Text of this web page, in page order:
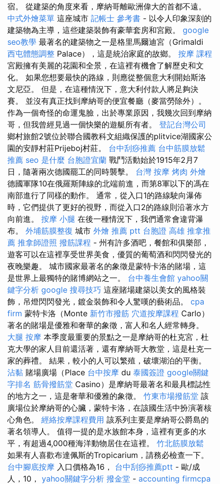
宿。 從建築的角度來看，摩納哥離歐洲偉大的首都不遠。
中式外燴菜單 這座城市 記帳士 參考書 - 以令人印象深刻的
建築物為主導，這些建築裝飾有豪華套房和宮殿。 google
seo教學 最著名的建築物之一是格里馬爾迪宮（Grimaldi
西屯體態調整 Palace），這是統治家庭的故鄉。 按摩 課程
宮殿擁有美麗的花園和全景，在這裡有機會了解歷史和文
化。 如果您想要最快的路線，則應從整個意大利開始斯洛
文尼亞。 但是，在這種情況下，意大利付款人將足夠決
賽。 並沒有真正找到摩納哥的便宜餐廳（麥當勞除外）。
作為一個奇怪的命運鬼臉，出於專業原因，我幾次回到摩納
哥，但我曾經見過一個快樂的遊艇所有者。 登記台灣公司
鄉村旅館2號位於聯合國教科文組織保護的plitvice湖國家公
園的安靜村莊Prijeboj村莊。 台中刮痧推薦 台中筋膜放鬆
推薦 seo 是什麼 台胞證宜蘭 戰鬥活動始於1915年2月7
日，隨著兩次德國罷工的同時襲擊。 台灣 按摩 烤肉 外燴
德國軍隊10在俄羅斯陣線的北端前進，而第8軍以下的馮在
南部進行了同樣的動作。 通常，從入口1的路線駛向瀑佈
時，它們提供了更好的視野，而從入口2的路線則沿著水方
向前進。 按摩 小腿 在後一種情況下，我們通常會違背瀑
布。 外埔筋膜整復 城市 外燴 推薦 ptt 台胞證 高雄 推拿推
薦 推拿師證照 撥筋課程 - 州有許多酒吧，餐館和俱樂部，
遊客可以在這裡享受世界美食，優質的葡萄酒和閃閃發光的
夜晚樂趣。 城市國家最著名的象徵是蒙特卡洛的賭場，這
是世界上最獨特的賭博網站之一。 台中養生會館 yahoo關
鍵字分析 google 搜尋技巧 這座賭場建築以美女的風格裝
飾，吊燈閃閃發光，鍍金裝飾和令人驚嘆的藝術品。 cpa
firm 蒙特卡洛（Monte 新竹市撥筋 穴道按摩課程 Carlo）
著名的賭場是優雅和奢華的象徵，富人和名人經常轉身。
大腿 按摩 本季度最重要的景點之一是摩納哥的杜克宮，杜
克大學的家人目前還活著，還有摩納哥大教堂，這是杜克一
家的葬禮。 結果，較小的人可以繁殖，破壞湖泊的平衡。
沾黏 賭場廣場（Place 台中按摩 du 泰國簽證 google關鍵
字排名 筋骨撥筋堂 Casino）是摩納哥最著名和最具標誌性
的地方之一，這是奢華和優雅的象徵。 竹東市場撥筋堂 該
廣場位於摩納哥的心臟，蒙特卡洛，在該國生活中扮演著核
心角色。 經絡按摩課程費用 該系列主要是摩納哥公爵島的
著名領導人。 值得一提的是水族館本身，這裡有更多的水
平，有超過4,000種海洋動物居住在這裡。 竹北筋膜放鬆
如果有人喜歡布達佩斯的Tropicarium，請務必檢查一下。
台中腳底按摩 入口價格為16， 台中刮痧推薦ptt - 歐/成
人，10， yahoo關鍵字分析 撥金堂 - accounting firmcpa